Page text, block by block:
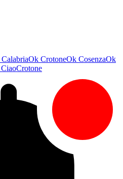
CalabriaOk CrotoneOk CosenzaOk
CiaoCrotone